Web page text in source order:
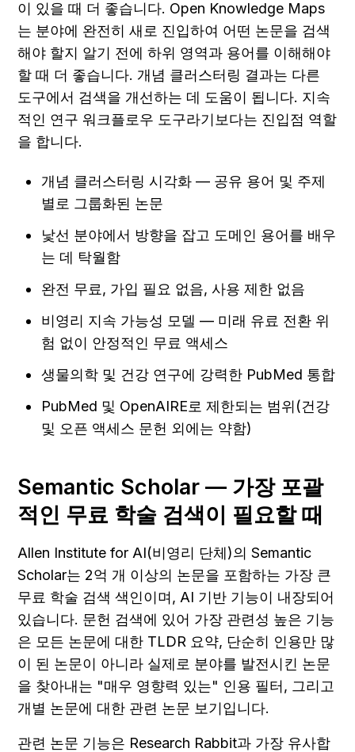
이 있을 때 더 좋습니다. Open Knowledge Maps
는 분야에 완전히 새로 진입하여 어떤 논문을 검색
해야 할지 알기 전에 하위 영역과 용어를 이해해야
할 때 더 좋습니다. 개념 클러스터링 결과는 다른
도구에서 검색을 개선하는 데 도움이 됩니다. 지속
적인 연구 워크플로우 도구라기보다는 진입점 역할
을 합니다.
개념 클러스터링 시각화 — 공유 용어 및 주제
별로 그룹화된 논문
낯선 분야에서 방향을 잡고 도메인 용어를 배우
는 데 탁월함
완전 무료, 가입 필요 없음, 사용 제한 없음
비영리 지속 가능성 모델 — 미래 유료 전환 위
험 없이 안정적인 무료 액세스
생물의학 및 건강 연구에 강력한 PubMed 통합
PubMed 및 OpenAIRE로 제한되는 범위(건강
및 오픈 액세스 문헌 외에는 약함)
Semantic Scholar — 가장 포괄
적인 무료 학술 검색이 필요할 때
Allen Institute for AI(비영리 단체)의 Semantic
Scholar는 2억 개 이상의 논문을 포함하는 가장 큰
무료 학술 검색 색인이며, AI 기반 기능이 내장되어
있습니다. 문헌 검색에 있어 가장 관련성 높은 기능
은 모든 논문에 대한 TLDR 요약, 단순히 인용만 많
이 된 논문이 아니라 실제로 분야를 발전시킨 논문
을 찾아내는 "매우 영향력 있는" 인용 필터, 그리고
개별 논문에 대한 관련 논문 보기입니다.
관련 논문 기능은 Research Rabbit과 가장 유사합